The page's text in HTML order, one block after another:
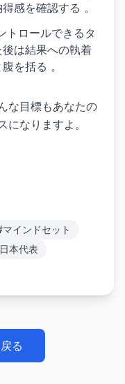
感を確認する 。
トロールできるタ
は結果への執着
を括る 。
な目標もあなたの
になりますよ。
マインドセット
日本代表
る